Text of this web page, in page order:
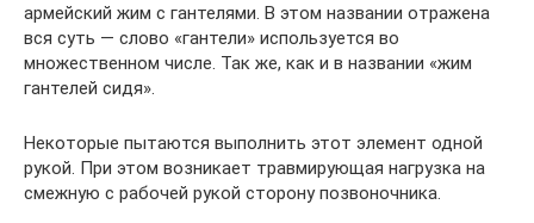
армейский жим с гантелями. В этом названии отражена
вся суть — слово «гантели» используется во
множественном числе. Так же, как и в названии «жим
гантелей сидя».
Некоторые пытаются выполнить этот элемент одной
рукой. При этом возникает травмирующая нагрузка на
смежную с рабочей рукой сторону позвоночника.